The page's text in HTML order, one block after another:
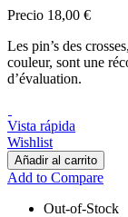
Precio 18,00 €
Les pin’s des
couleur, sont une
d’évaluation.
Vista rápida
Wishlist
Añadir al carrito
Add to Compare
Out-of-Stock